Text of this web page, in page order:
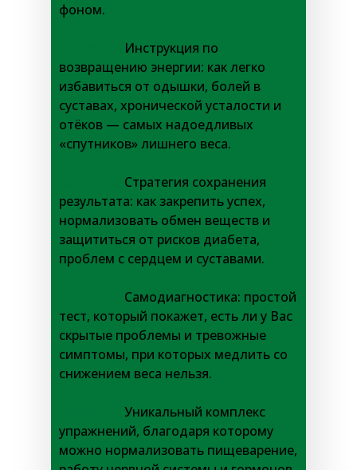
фоном.
Инструкция по
возвращению энергии: как легко
избавиться от одышки, болей в
суставах, хронической усталости и
отёков — самых надоедливых
«спутников» лишнего веса.
Стратегия сохранения
результата: как закрепить успех,
нормализовать обмен веществ и
защититься от рисков диабета,
проблем с сердцем и суставами.
Самодиагностика: простой
тест, который покажет, есть ли у Вас
скрытые проблемы и тревожные
симптомы, при которых медлить со
снижением веса нельзя.
Уникальный комплекс
упражнений, благодаря которому
можно нормализовать пищеварение,